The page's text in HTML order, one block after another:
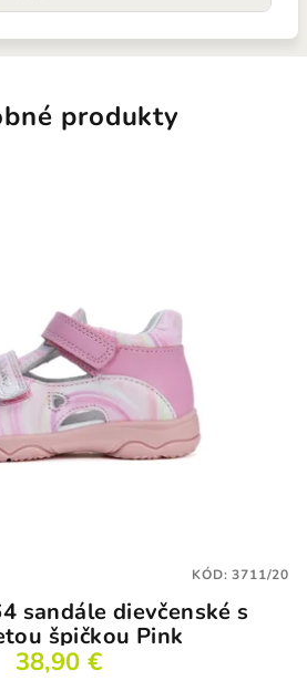
produkty
sandále dievčenské s
špičkou Pink
38,90 €
KÓD:3711/20